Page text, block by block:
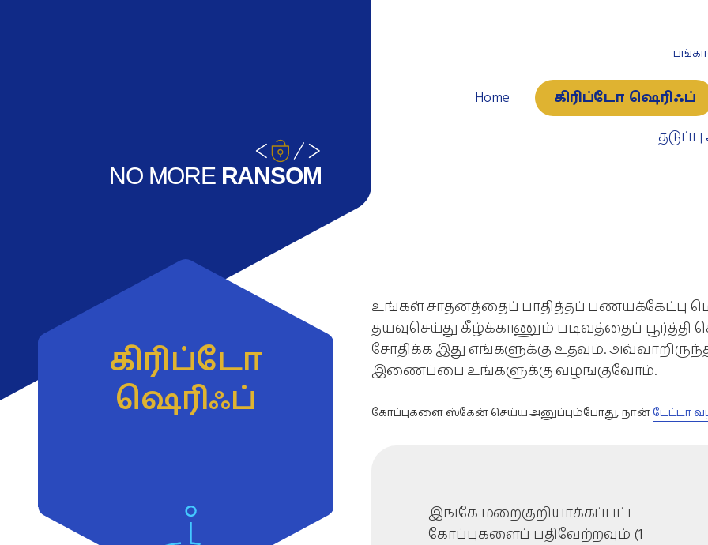
NO MORE RANSOM
Home கிரிப்டோ ஷெரிஃப்
கிரிப்டோ
ஷெரிஃப்
உங்கள் சாதனத்தைப் பாதித்தப்
தயவுசெய்து கீழ்க்காணும் படிவத்தைப் பூர்த்தி
சோதிக்க இது எங்களுக்கு உதவும்.
இணைப்பை உங்களுக்கு வழங்குவோம்.
கோப்புகளை ஸ்கேன் செய்ய அனுப்பும்போது, நான் டேட்டா
இங்கே மறைகுறியாக்கப்பட்ட
கோப்புகளைப் பதிவேற்றவும் (1